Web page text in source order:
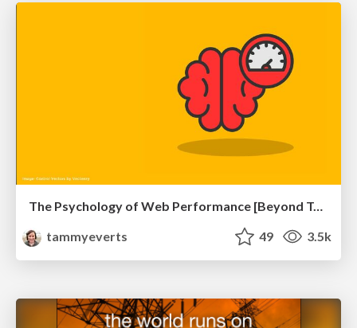
The Psychology of Web Performance [Beyond Tellerrand 2023]
tammyeverts
49 3.5k